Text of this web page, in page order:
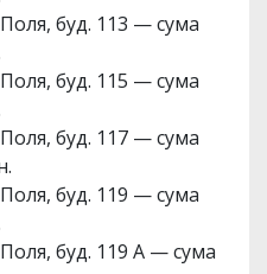
буд. 113 — сума
буд. 115 — сума
буд. 117 — сума
буд. 119 — сума
буд. 119 А — сума